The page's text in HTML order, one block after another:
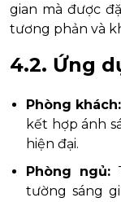
gian mà được
tương phản và
4.2. Ứng
Phòng khách:
kết hợp ánh
hiện đại.
Phòng ngủ:
tường sáng